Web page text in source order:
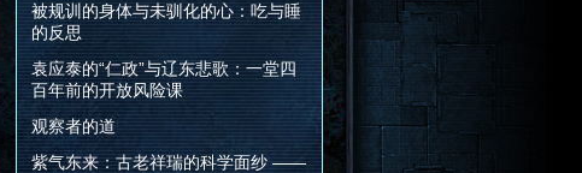
被规训的身体与未驯化的心：吃与睡
的反思
袁应泰的“仁政”与辽东悲歌：一堂四
百年前的开放风险课
观察者的道
紫气东来：古老祥瑞的科学面纱 ——